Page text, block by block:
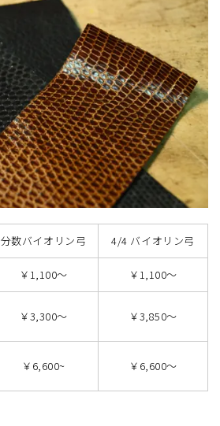
分数バイオリン弓 4/4 バイオリン弓
￥1,100～ ￥1,100～
￥3,300～ ￥3,850～
￥6,600~ ￥6,600～